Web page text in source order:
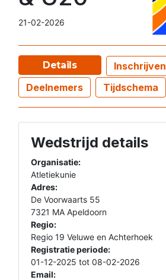
21-02-2026
Details
Inschrijven
Deelnemers
Tijdschema
Wedstrijd details
Organisatie:
Atletiekunie
Adres:
De Voorwaarts 55
7321 MA Apeldoorn
Regio:
Regio 19 Veluwe en Achterhoek
Registratie periode:
01-12-2025 tot 08-02-2026
Email: